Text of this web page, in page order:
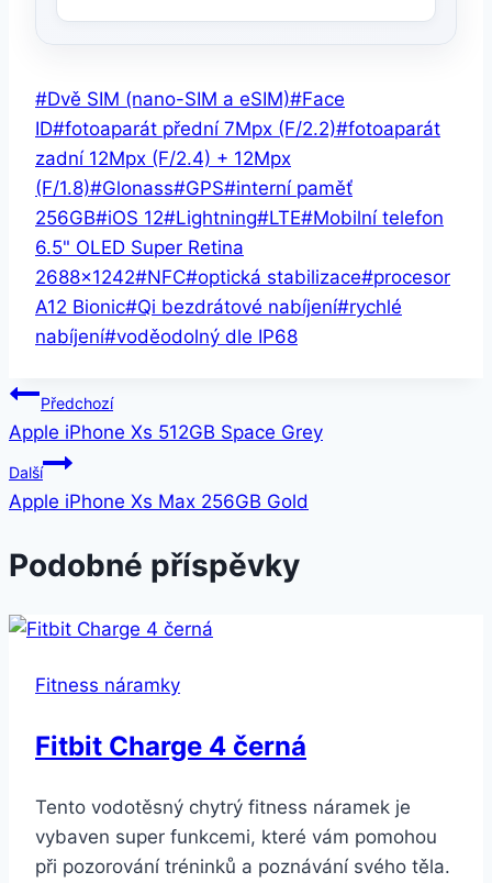
Štítky
příspěvků:
#Dvě SIM (nano-SIM a eSIM)#Face
ID#fotoaparát přední 7Mpx (F/2.2)#fotoaparát
zadní 12Mpx (F/2.4) + 12Mpx
(F/1.8)#Glonass#GPS#interní paměť
256GB#iOS 12#Lightning#LTE#Mobilní telefon
6.5" OLED Super Retina
2688x1242#NFC#optická stabilizace#procesor
A12 Bionic#Qi bezdrátové nabíjení#rychlé
nabíjení#voděodolný dle IP68
Navigace
pro
příspěvek
Předchozí
Apple iPhone Xs 512GB Space Grey
Další
Apple iPhone Xs Max 256GB Gold
Podobné příspěvky
Fitness náramky
Fitbit Charge 4 černá
Tento vodotěsný chytrý fitness náramek je
vybaven super funkcemi, které vám pomohou
při pozorování tréninků a poznávání svého těla.